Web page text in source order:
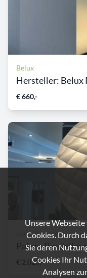
Belux
Hersteller: Belux
€ 660,-
Louis Poulsen
Patera
€ 2.020,-
Unsere
Cookies. Durch
Sie deren
Cookies Ihr
Analysen